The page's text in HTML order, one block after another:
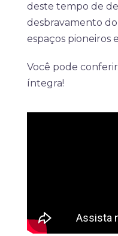
deste tempo de
desbravamento
espaços pioneiros
Você pode
íntegra!